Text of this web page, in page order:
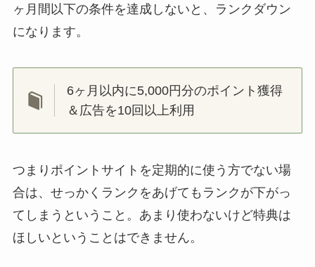
ヶ月間以下の条件を達成しないと、ランクダウン
になります。
6ヶ月以内に5,000円分のポイント獲得
＆広告を10回以上利用
つまりポイントサイトを定期的に使う方でない場
合は、せっかくランクをあげてもランクが下がっ
てしまうということ。あまり使わないけど特典は
ほしいということはできません。